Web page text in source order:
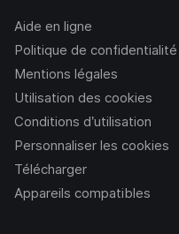
Aide en ligne
Politique de confidentialité
Mentions légales
Utilisation des cookies
Conditions d’utilisation
Personnaliser les cookies
Télécharger
Appareils compatibles